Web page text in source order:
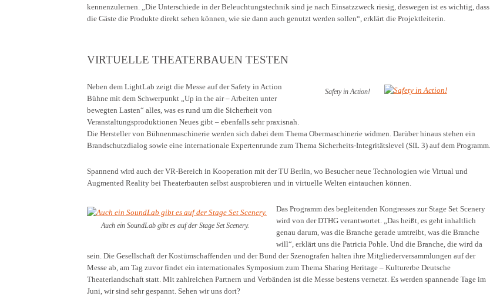
kennenzulernen. „Die Unterschiede in der Beleuchtungstechnik sind je nach Einsatzzweck riesig, deswegen ist es wichtig, dass
die Gäste die Produkte direkt sehen können, wie sie dann auch genutzt werden sollen“, erklärt die Projektleiterin.
VIRTUELLE THEATERBAUEN TESTEN
Safety in Action!
Neben dem LightLab zeigt die Messe auf der Safety in Action
Bühne mit dem Schwerpunkt „Up in the air – Arbeiten unter
bewegten Lasten“ alles, was es rund um die Sicherheit von
Veranstaltungsproduktionen Neues gibt – ebenfalls sehr praxisnah.
Die Hersteller von Bühnenmaschinerie werden sich dabei dem Thema Obermaschinerie widmen. Darüber hinaus stehen ein
Brandschutzdialog sowie eine internationale Expertenrunde zum Thema Sicherheits-Integritätslevel (SIL 3) auf dem Programm.
Spannend wird auch der VR-Bereich in Kooperation mit der TU Berlin, wo Besucher neue Technologien wie Virtual und
Augmented Reality bei Theaterbauten selbst ausprobieren und in virtuelle Welten eintauchen können.
Auch ein SoundLab gibt es auf der Stage Set Scenery.
Das Programm des begleitenden Kongresses zur Stage Set Scenery
wird von der DTHG verantwortet. „Das heißt, es geht inhaltlich
genau darum, was die Branche gerade umtreibt, was die Branche
will“, erklärt uns die Patricia Pohle. Und die Branche, die wird da
sein. Die Gesellschaft der Kostümschaffenden und der Bund der Szenografen halten ihre Mitgliederversammlungen auf der
Messe ab, am Tag zuvor findet ein internationales Symposium zum Thema Sharing Heritage – Kulturerbe Deutsche
Theaterlandschaft statt. Mit zahlreichen Partnern und Verbänden ist die Messe bestens vernetzt. Es werden spannende Tage im
Juni, wir sind sehr gespannt. Sehen wir uns dort?